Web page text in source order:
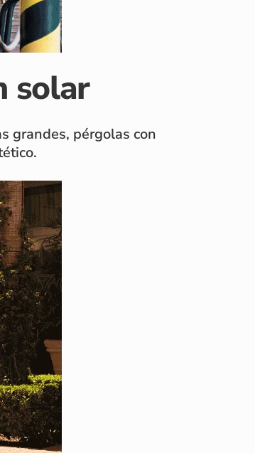
solar
grandes, pérgolas con